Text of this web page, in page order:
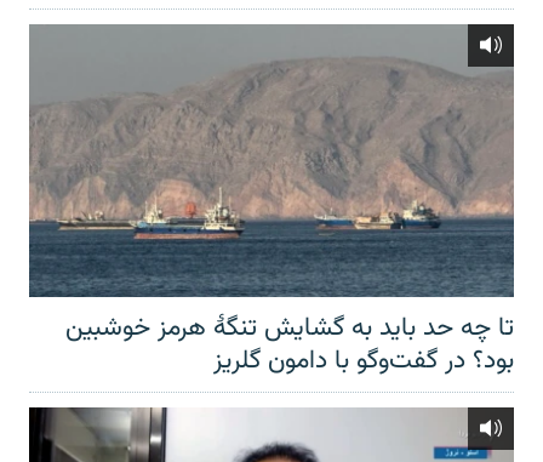
تا چه حد باید به گشایش تنگهٔ هرمز خوشبین
بود؟ در گفت‌وگو با دامون گلریز